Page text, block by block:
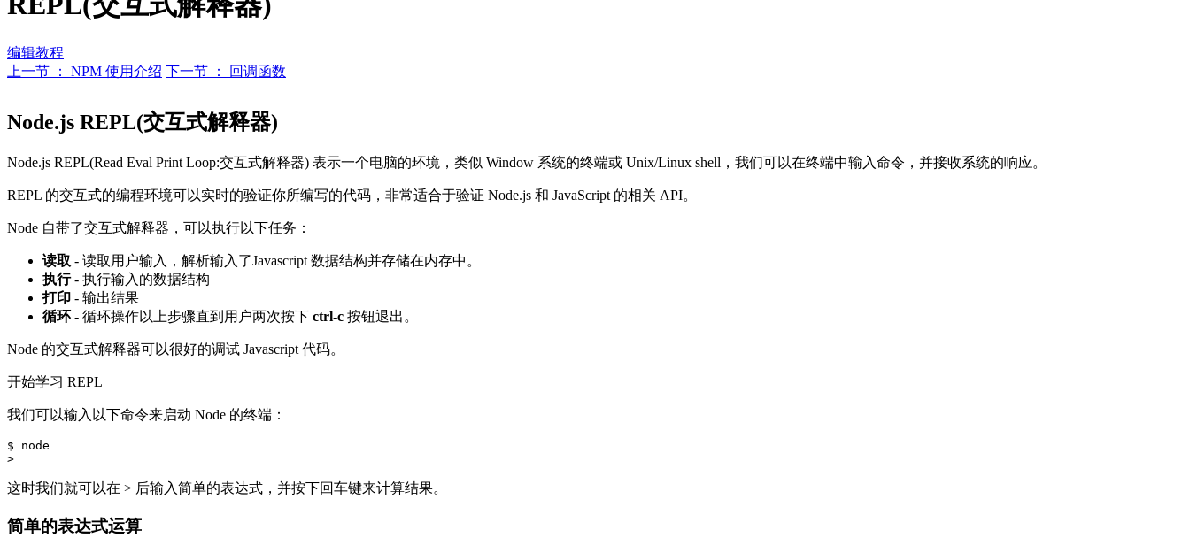
编辑教程
上一节 ： NPM 使用介绍 下一节 ： 回调函数
Node.js REPL(交互式解释器)
Node.js REPL(Read Eval Print Loop:交互式解释器) 表示一个电脑的环境，类似 Window 系统的终端或 Unix/Linux shell，我们可以在终端中输入命令，并接收系统的响应。
REPL 的交互式的编程环境可以实时的验证你所编写的代码，非常适合于验证 Node.js 和 JavaScript 的相关 API。
Node 自带了交互式解释器，可以执行以下任务：
读取 - 读取用户输入，解析输入了Javascript 数据结构并存储在内存中。
执行- 执行输入的数据结构
打印 - 输出结果
循环 - 循环操作以上步骤直到用户两次按下 ctrl-c 按钮退出。
Node 的交互式解释器可以很好的调试 Javascript 代码。
开始学习 REPL
我们可以输入以下命令来启动 Node 的终端：
$ node
这时我们就可以在 > 后输入简单的表达式，并按下回车键来计算结果。
简单的表达式运算